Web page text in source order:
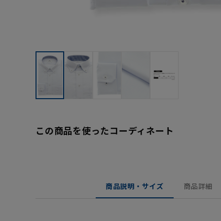
この商品を使ったコーディネート
商品説明・サイズ 商品詳細